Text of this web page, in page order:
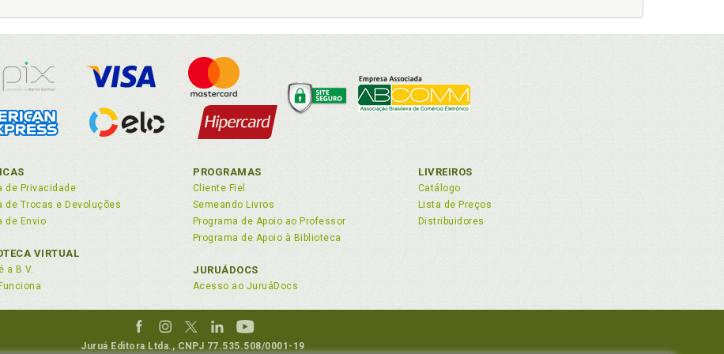
essencial. Importância dos valores como conteúdo essencial na criação e aplicação do direito no
o contemporâneo, p. 63
Cosmovisões ideológicas. Surgimento do estado mod erno: as cosmovisões ideológicas e seu contributo para a
afirmação dos d ireitos fundamentais, p. 37
acerca da natureza jurídica do embrião hum ano extracorpóreo e a necessidade de sua proteção legal ., p.
do Supremo: questões controvertidas ., p. 131
humana. Embrião humano como sujeito de direitos e o valor supremo da dignidade humana, p. 118
Direito como integridade ., p. 139
Direito. Liame entre direito e literatura ., p. 141
Poder Judiciário no cenário neoconstitucionalista: as novas relações entre direito e política no pós-
., p. 134
Polêmica acerca do início da vida humana: as questões ético-jurídicas envolvendo a natureza jurídica do
Direitos fundamentais. Estado de direito, as transformações sociais e o processo de generalização dos direitos
fundamentais, p. 41
de Privacidade
de Trocas e Devoluções
de Envio
VIRTUAL
a B.V.
PROGRAMAS
Cliente Fiel
Semeando Livros
Programa de Apoio ao Professor
Programa de Apoio à Biblioteca
JURUÁDOCS
Acesso ao JuruáDocs
LIVREIROS
Catálogo
Lista de Preços
Distribuidores
Juruá Editora Ltda., CNPJ 77.535.508/0001-19